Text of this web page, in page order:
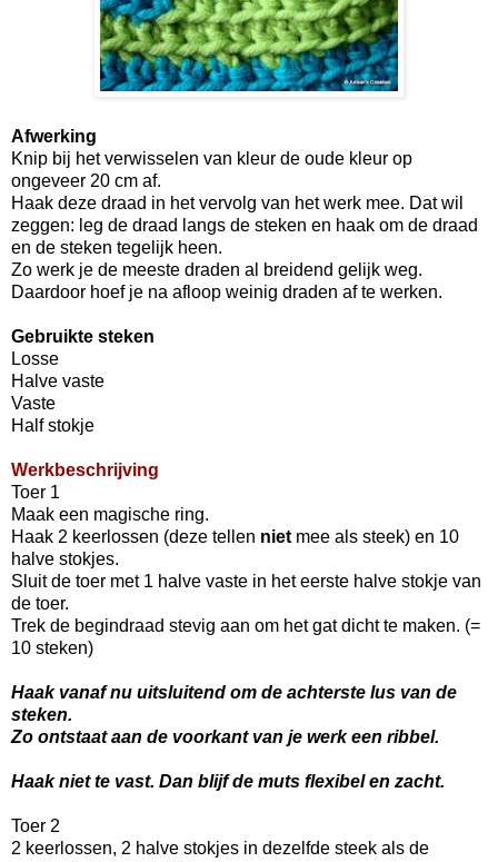
Afwerking
Knip bij het verwisselen van kleur de oude kleur op
ongeveer 20 cm af.
Haak deze draad in het vervolg van het werk mee. Dat wil
zeggen: leg de draad langs de steken en haak om de draad
en de steken tegelijk heen.
Zo werk je de meeste draden al breidend gelijk weg.
Daardoor hoef je na afloop weinig draden af te werken.
Gebruikte steken
Losse
Halve vaste
Vaste
Half stokje
Werkbeschrijving
Toer 1
Maak een magische ring.
Haak 2 keerlossen (deze tellen niet mee als steek) en 10
halve stokjes.
Sluit de toer met 1 halve vaste in het eerste halve stokje van
de toer.
Trek de begindraad stevig aan om het gat dicht te maken. (=
10 steken)
Haak vanaf nu uitsluitend om de achterste lus van de
steken.
Zo ontstaat aan de voorkant van je werk een ribbel.
Haak niet te vast. Dan blijf de muts flexibel en zacht.
Toer 2
2 keerlossen, 2 halve stokjes in dezelfde steek als de